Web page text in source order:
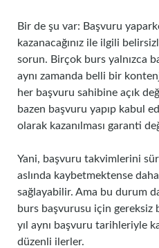
Bir de şu var: Başvuru
kazanacağınız ile ilgili
sorun. Birçok burs yalnızca
aynı zamanda belli bir
her başvuru sahibine açık
bazen başvuru yapıp kabul
olarak kazanılması garanti
Yani, başvuru takvimlerini
aslında kaybetmektense daha
sağlayabilir. Ama bu durum
burs başvurusu için
yıl aynı başvuru tarihleriyle
düzenli ilerler.